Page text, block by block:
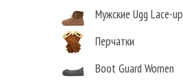
Мужские Ugg Lace-up
Перчатки
Boot Guard Women